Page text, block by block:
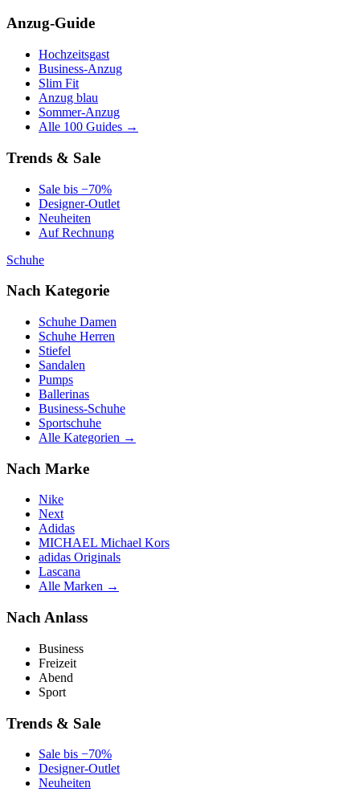
Anzug-Guide
Hochzeitsgast
Business-Anzug
Slim Fit
Anzug blau
Sommer-Anzug
Alle 100 Guides →
Trends & Sale
Sale bis −70%
Designer-Outlet
Neuheiten
Auf Rechnung
Schuhe
Nach Kategorie
Schuhe Damen
Schuhe Herren
Stiefel
Sandalen
Pumps
Ballerinas
Business-Schuhe
Sportschuhe
Alle Kategorien →
Nach Marke
Nike
Next
Adidas
MICHAEL Michael Kors
adidas Originals
Lascana
Alle Marken →
Nach Anlass
Business
Freizeit
Abend
Sport
Trends & Sale
Sale bis −70%
Designer-Outlet
Neuheiten